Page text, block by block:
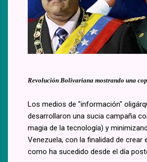
Revolución Bolivariana mostrando una
Los medios de "información"
desarrollaron una sucia campaña
magia de la tecnología) y
Venezuela, con la finalidad de crear
como ha sucedido desde el día